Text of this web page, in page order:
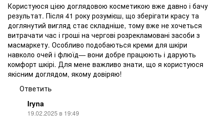
Користуюся цією доглядовою косметикою вже давно і бачу
результат. Після 41 року розумієш, що зберігати красу та
доглянутий вигляд стає складніше, тому вже не хочеться
витрачати час і гроші на чергові розрекламовані засоби з
масмаркету. Особливо подобаються креми для шкіри
навколо очей і флюїд— вони добре працюють і дарують
комфорт шкірі. Для мене важливо знати, що я користуюся
якісним доглядом, якому довіряю!
Ответить
Iryna
19.02.2025 в 19:49